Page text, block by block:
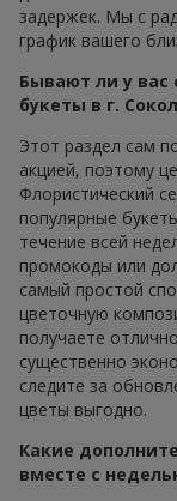
задержек. Мы с
график вашего
Бывают ли у
букеты в г.
Этот раздел сам
акцией, поэтому
Флористический
популярные
течение всей
промокоды или
самый простой
цветочную
получаете
существенно
следите за
цветы выгодно.
Какие
вместе с